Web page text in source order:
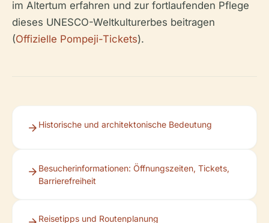
im Altertum erfahren und zur fortlaufenden Pflege
dieses UNESCO-Weltkulturerbes beitragen
(Offizielle Pompeji-Tickets).
Historische und architektonische Bedeutung
Besucherinformationen: Öffnungszeiten, Tickets,
Barrierefreiheit
Reisetipps und Routenplanung